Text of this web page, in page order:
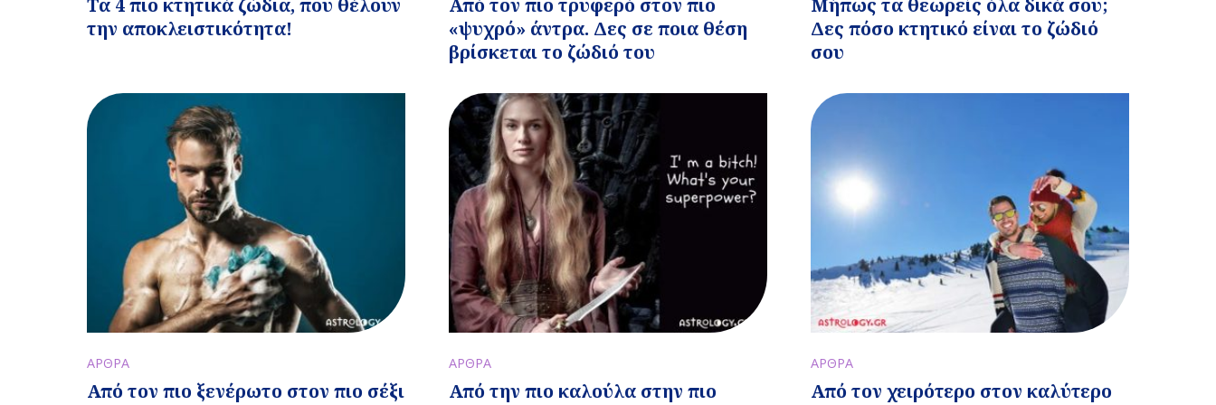
Τα 4 πιο κτητικά ζώδια, που θέλουν
την αποκλειστικότητα!
Από τον πιο τρυφερό στον πιο
«ψυχρό» άντρα. Δες σε ποια θέση
βρίσκεται το ζώδιό του
Μήπως τα θεωρείς όλα δικά σου;
Δες πόσο κτητικό είναι το ζώδιό
σου
ΑΡΘΡΑ
Από τον πιο ξενέρωτο στον πιο σέξι
ΑΡΘΡΑ
Από την πιο καλούλα στην πιο
ΑΡΘΡΑ
Από τον χειρότερο στον καλύτερο